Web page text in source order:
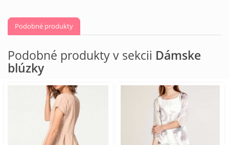
Podobné produkty
Podobné produkty v sekcii Dámske
blúzky